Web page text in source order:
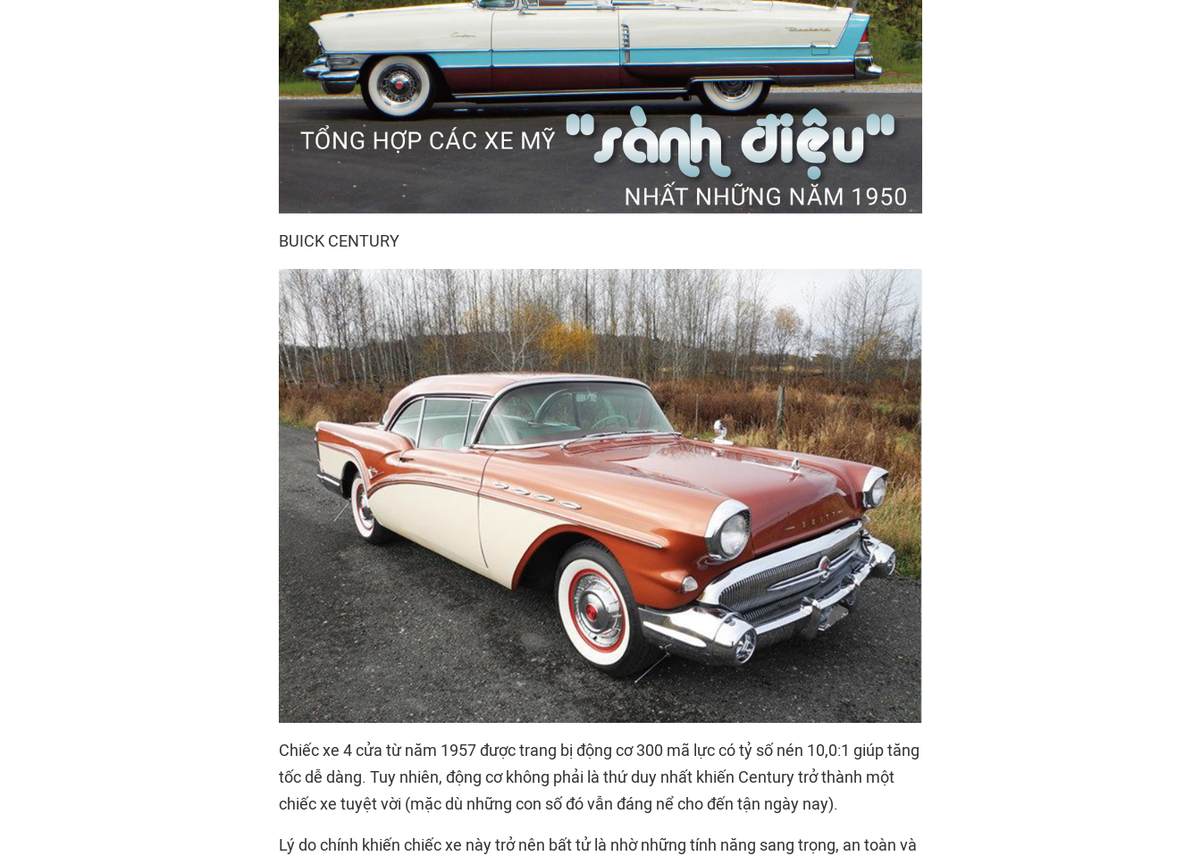
BUICK CENTURY
Chiếc xe 4 cửa từ năm 1957 được trang bị động cơ 300 mã lực có tỷ số nén 10,0:1 giúp tăng
tốc dễ dàng. Tuy nhiên, động cơ không phải là thứ duy nhất khiến Century trở thành một
chiếc xe tuyệt vời (mặc dù những con số đó vẫn đáng nể cho đến tận ngày nay).
Lý do chính khiến chiếc xe này trở nên bất tử là nhờ những tính năng sang trọng, an toàn và